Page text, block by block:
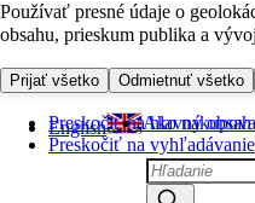
Používať presné údaje o
obsahu, prieskum publika a
Prijať všetko Odmietnuť všetko
Preskočiť na hlavný obsah
Preskočiť na vyhľadávanie
English Ako